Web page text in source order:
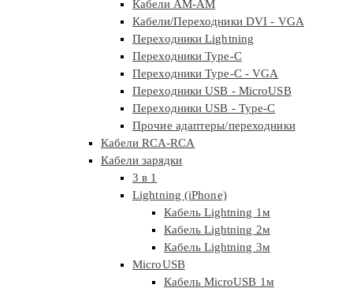
Кабели АМ-АМ
Кабели/Переходники DVI - VGA
Переходники Lightning
Переходники Type-C
Переходники Type-C - VGA
Переходники USB - MicroUSB
Переходники USB - Type-C
Прочие адаптеры/переходники
Кабели RCA-RCA
Кабели зарядки
3 в 1
Lightning (iPhone)
Кабель Lightning 1м
Кабель Lightning 2м
Кабель Lightning 3м
MicroUSB
Кабель MicroUSB 1м